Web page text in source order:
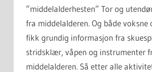
”middelalderhesten” Tor og
fra middelalderen. Og både voksne
fikk grundig informasjon fra
stridsklær, våpen og instrumenter
middelalderen. Så etter alle